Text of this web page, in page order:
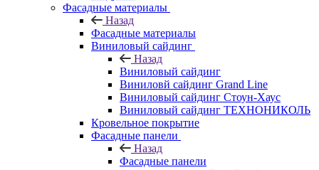
Фасадные материалы
Назад
Фасадные материалы
Виниловый сайдинг
Назад
Виниловый сайдинг
Виниловй сайдинг Grand Line
Виниловый сайдинг Стоун-Хаус
Виниловый сайдинг ТЕХНОНИКОЛЬ
Кровельное покрытие
Фасадные панели
Назад
Фасадные панели